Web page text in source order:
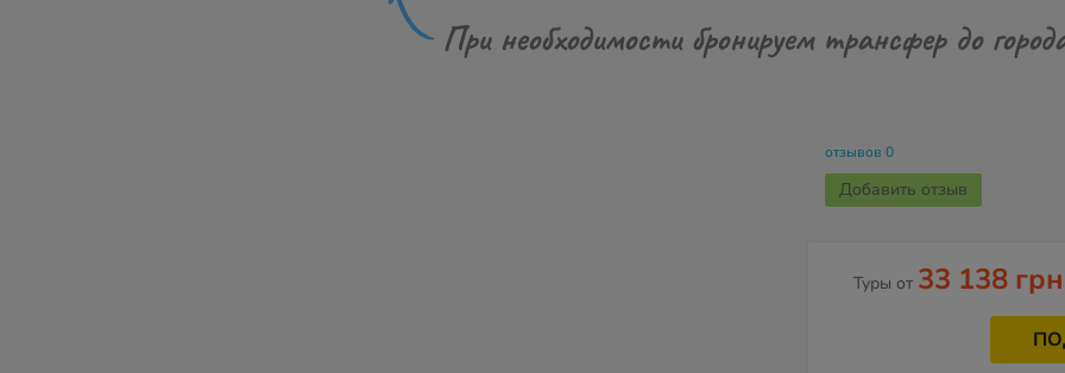
При необходимости бронируем трансфер до
отзывов 0
Добавить отзыв
Туры от 33 138 грн